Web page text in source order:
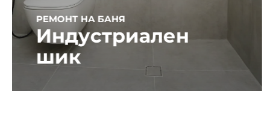
РЕМОНТ НА БАНЯ
Индустриален
шик